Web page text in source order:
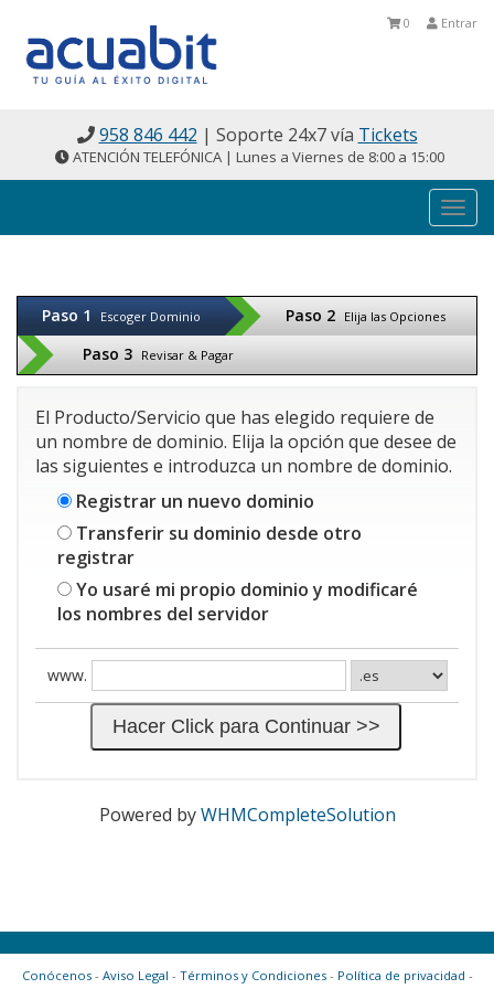
Entrar
0
958 846 442 | Soporte 24x7 vía Tickets
ATENCIÓN TELEFÓNICA | Lunes a Viernes de 8:00 a 15:00
Paso 1 Escoger Dominio Paso 2 Elija las Opciones
Paso 3 Revisar & Pagar
El Producto/Servicio que has elegido requiere de
un nombre de dominio. Elija la opción que desee de
las siguientes e introduzca un nombre de dominio.
Registrar un nuevo dominio
Transferir su dominio desde otro
registrar
Yo usaré mi propio dominio y modificaré
los nombres del servidor
www.
Powered byWHMCompleteSolution
Conócenos- Aviso Legal - Términos y Condiciones- Política de privacidad -